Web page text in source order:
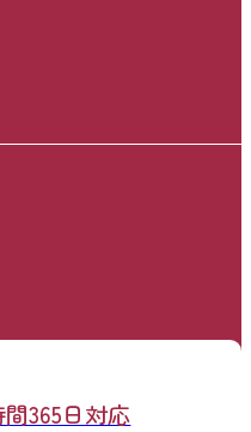
間365日対応